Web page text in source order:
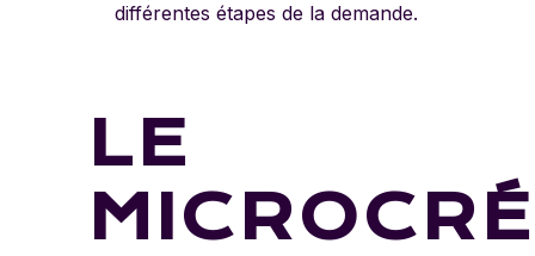
différentes étapes de la demande.
LE